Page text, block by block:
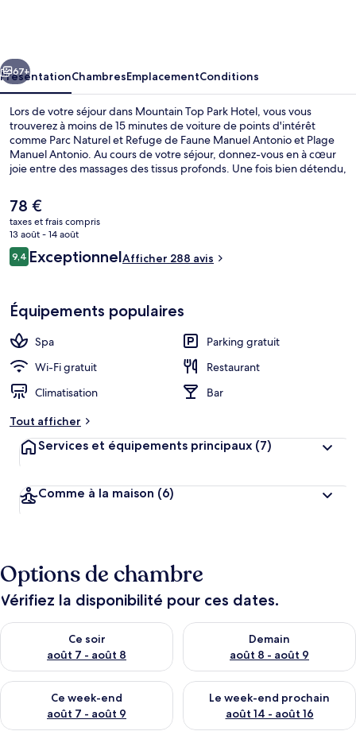
Suivant
67+
PrésentationChambresEmplacementConditions
Lors de votre séjour dans Mountain Top Park Hotel, vous vous
trouverez à moins de 15 minutes de voiture de points d'intérêt
comme Parc Naturel et Refuge de Faune Manuel Antonio et Plage
Manuel Antonio. Au cours de votre séjour, donnez-vous en à cœur
joie entre des massages des tissus profonds. Une fois bien détendu,
restaurant.
Le
prix
actuel
est
de
78 €
taxes et frais compris
13 août - 14 août
Avis
voyageurs
9,49,4 sur 10
ExceptionnelAfficher 288 avis
Équipements populaires
Spa
Parking gratuit
Wi-Fi gratuit
Restaurant
Climatisation
Bar
Tout afficher
Services et équipements principaux (7)
Comme à la maison (6)
Options de chambre
Vérifiez la disponibilité pour ces dates.
Ce soir
août 7 - août 8
Vérifier la disponibilité pour ce soir août 7 - août 8
Demain
août 8 - août 9
Vérifier la disponibilité pour
Ce week-end
août 7 - août 9
Vérifier la disponibilité pour ce week-end août 7 - août 9
Le week-end prochain
août 14 - août 16
Vérifier la disponibilité pour